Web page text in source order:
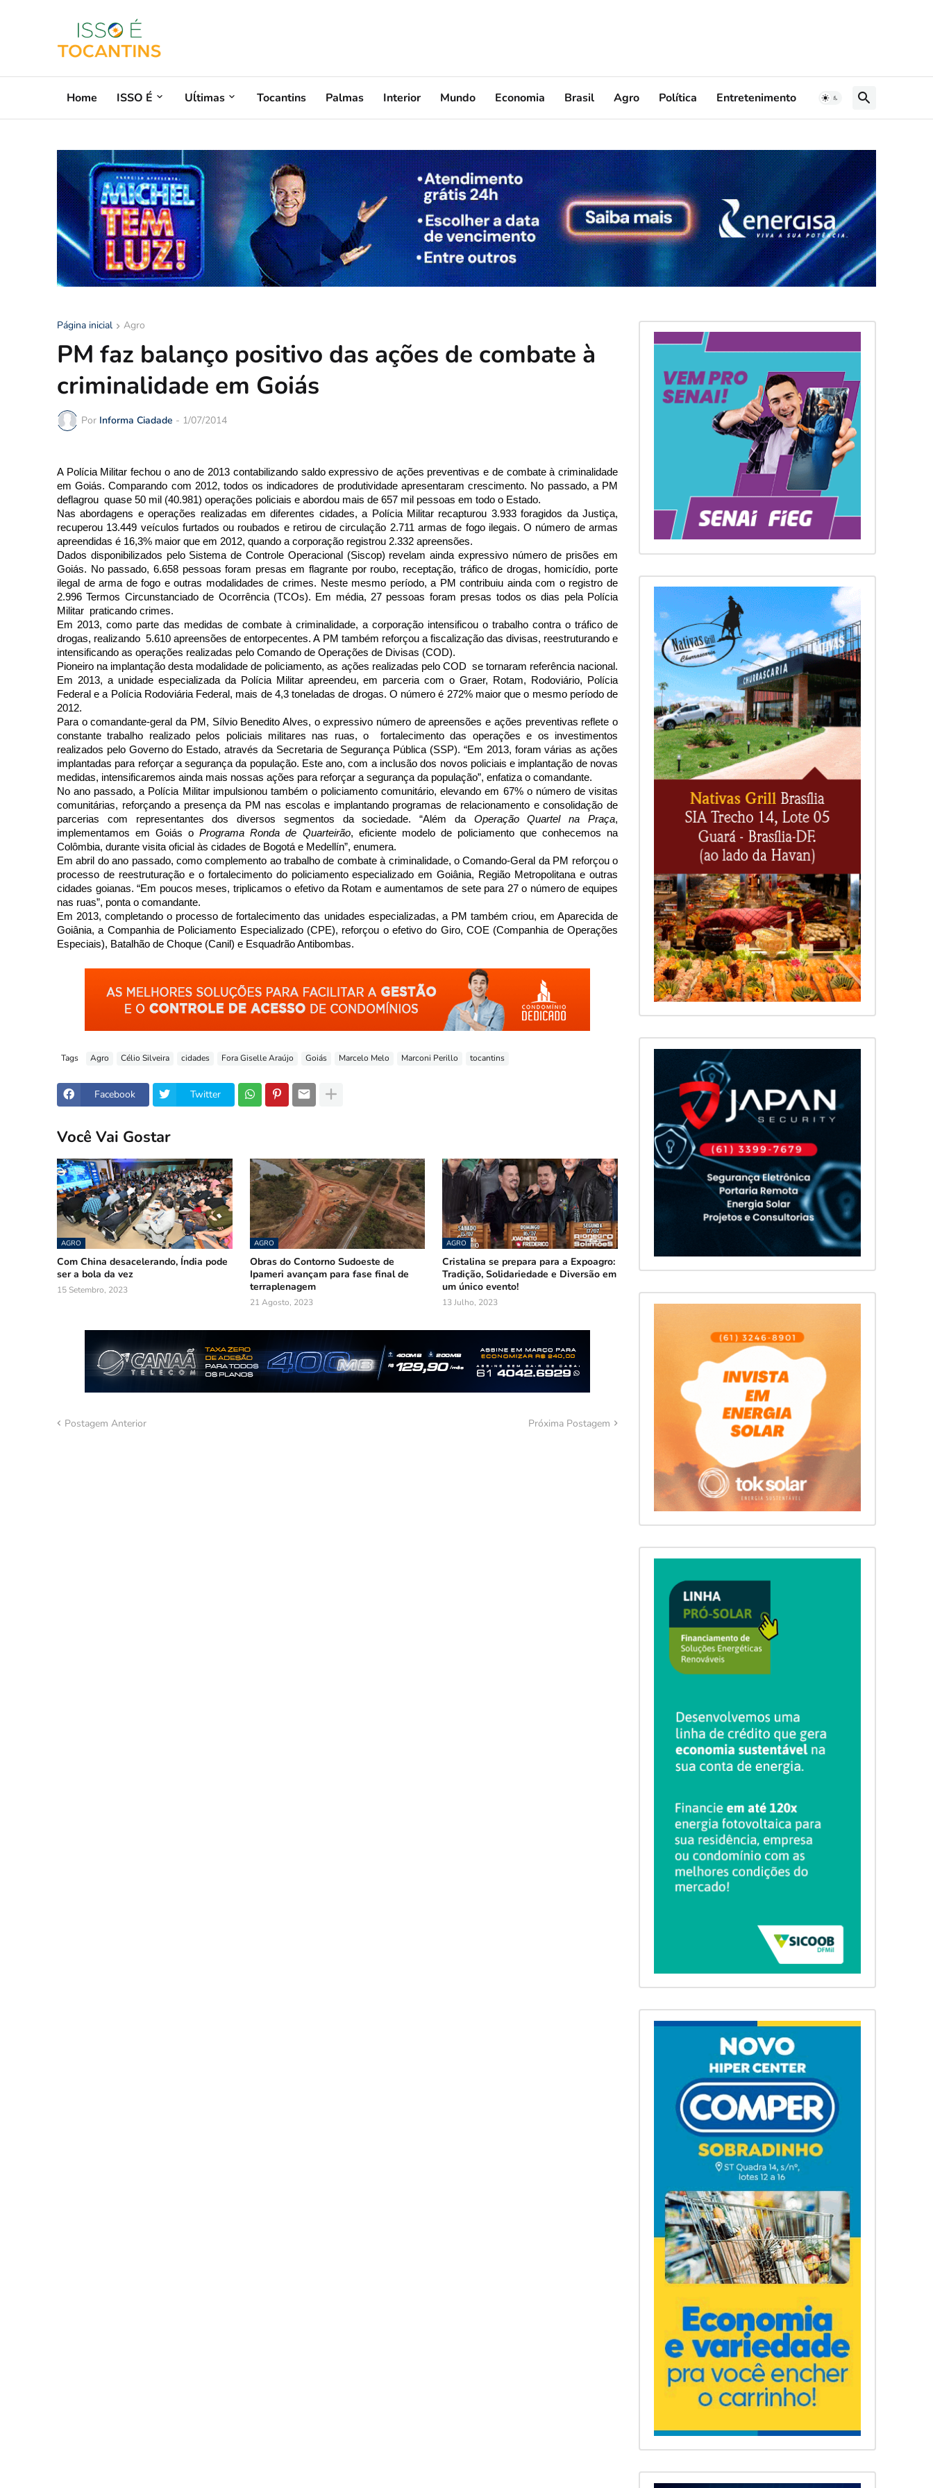
Home ISSO É Uĺtimas Tocantins Palmas Interior Mundo Economia Brasil Agro Política Entretenimento
Página inicial Agro
PM faz balanço positivo das ações de combate à
criminalidade em Goiás
Por Informa Ciadade - 1/07/2014
A Polícia Militar fechou o ano de 2013 contabilizando saldo expressivo de ações preventivas e de combate à criminalidade
em Goiás. Comparando com 2012, todos os indicadores de produtividade apresentaram crescimento. No passado, a PM
deflagrou quase 50 mil (40.981) operações policiais e abordou mais de 657 mil pessoas em todo o Estado.
Nas abordagens e operações realizadas em diferentes cidades, a Polícia Militar recapturou 3.933 foragidos da Justiça,
recuperou 13.449 veículos furtados ou roubados e retirou de circulação 2.711 armas de fogo ilegais. O número de armas
apreendidas é 16,3% maior que em 2012, quando a corporação registrou 2.332 apreensões.
Dados disponibilizados pelo Sistema de Controle Operacional (Siscop) revelam ainda expressivo número de prisões em
Goiás. No passado, 6.658 pessoas foram presas em flagrante por roubo, receptação, tráfico de drogas, homicídio, porte
ilegal de arma de fogo e outras modalidades de crimes. Neste mesmo período, a PM contribuiu ainda com o registro de
2.996 Termos Circunstanciado de Ocorrência (TCOs). Em média, 27 pessoas foram presas todos os dias pela Polícia
Militar praticando crimes.
Em 2013, como parte das medidas de combate à criminalidade, a corporação intensificou o trabalho contra o tráfico de
drogas, realizando 5.610 apreensões de entorpecentes. A PM também reforçou a fiscalização das divisas, reestruturando e
intensificando as operações realizadas pelo Comando de Operações de Divisas (COD).
Pioneiro na implantação desta modalidade de policiamento, as ações realizadas pelo COD se tornaram referência nacional.
Em 2013, a unidade especializada da Polícia Militar apreendeu, em parceria com o Graer, Rotam, Rodoviário, Polícia
Federal e a Polícia Rodoviária Federal, mais de 4,3 toneladas de drogas. O número é 272% maior que o mesmo período de
2012.
Para o comandante-geral da PM, Sílvio Benedito Alves, o expressivo número de apreensões e ações preventivas reflete o
constante trabalho realizado pelos policiais militares nas ruas, o fortalecimento das operações e os investimentos
realizados pelo Governo do Estado, através da Secretaria de Segurança Pública (SSP). “Em 2013, foram várias as ações
implantadas para reforçar a segurança da população. Este ano, com a inclusão dos novos policiais e implantação de novas
medidas, intensificaremos ainda mais nossas ações para reforçar a segurança da população”, enfatiza o comandante.
No ano passado, a Polícia Militar impulsionou também o policiamento comunitário, elevando em 67% o número de visitas
comunitárias, reforçando a presença da PM nas escolas e implantando programas de relacionamento e consolidação de
parcerias com representantes dos diversos segmentos da sociedade. “Além da
Operação Quartel na Praça,
implementamos em Goiás o Programa Ronda de Quarteirão, eficiente modelo de policiamento que conhecemos na
Colômbia, durante visita oficial às cidades de Bogotá e Medellín”, enumera.
Em abril do ano passado, como complemento ao trabalho de combate à criminalidade, o Comando-Geral da PM reforçou o
processo de reestruturação e o fortalecimento do policiamento especializado em Goiânia, Região Metropolitana e outras
cidades goianas. “Em poucos meses, triplicamos o efetivo da Rotam e aumentamos de sete para 27 o número de equipes
nas ruas”, ponta o comandante.
Em 2013, completando o processo de fortalecimento das unidades especializadas, a PM também criou, em Aparecida de
Goiânia, a Companhia de Policiamento Especializado (CPE), reforçou o efetivo do Giro, COE (Companhia de Operações
Especiais), Batalhão de Choque (Canil) e Esquadrão Antibombas.
Tags Agro Célio Silveira cidades Fora Giselle Araújo Goiás Marcelo Melo Marconi Perillo tocantins
Facebook Twitter
Você Vai Gostar
AGRO
Com China desacelerando, Índia pode
ser a bola da vez
15 Setembro, 2023
AGRO
Obras do Contorno Sudoeste de
Ipameri avançam para fase final de
terraplenagem
21 Agosto, 2023
AGRO
Cristalina se prepara para a Expoagro:
Tradição, Solidariedade e Diversão em
um único evento!
13 Julho, 2023
Postagem Anterior Próxima Postagem